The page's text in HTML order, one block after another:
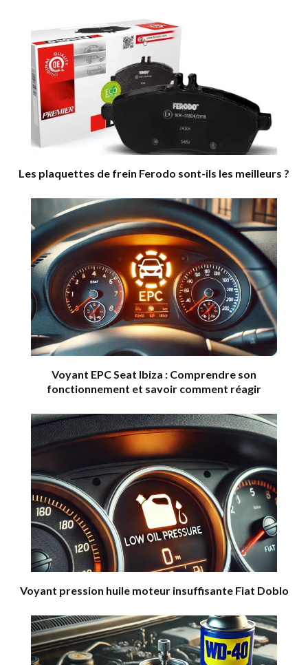
Les plaquettes de frein Ferodo sont-ils les meilleurs ?
Voyant EPC Seat Ibiza : Comprendre son
fonctionnement et savoir comment réagir
Voyant pression huile moteur insuffisante Fiat Doblo